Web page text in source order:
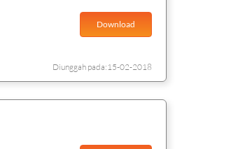
Download
Diunggah pada:15-02-2018